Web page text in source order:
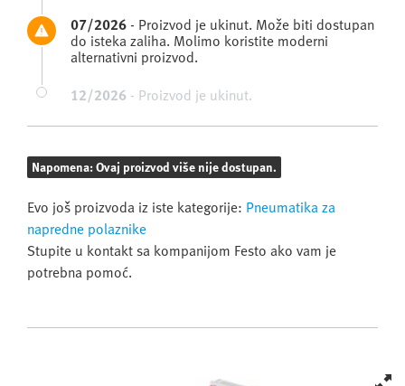
07/2026 - Proizvod je ukinut. Može biti dostupan
do isteka zaliha. Molimo koristite moderni
alternativni proizvod.
12/2026 - Proizvod je ukinut.
Napomena: Ovaj proizvod više nije dostupan.
Evo još proizvoda iz iste kategorije: Pneumatika za
napredne polaznike
Stupite u kontakt sa kompanijom Festo ako vam je
potrebna pomoć.